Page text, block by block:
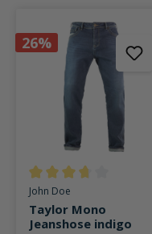
26%
Durchschnittliche
John Doe
Taylor Mono
Jeanshose indigo